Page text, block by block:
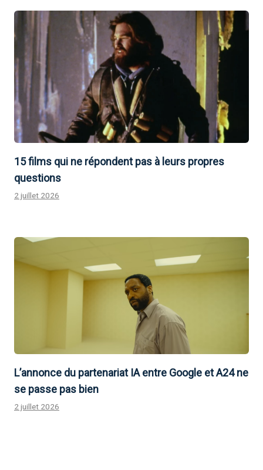
15 films qui ne répondent pas à leurs propres
questions
2 juillet 2026
L’annonce du partenariat IA entre Google et A24 ne
se passe pas bien
2 juillet 2026